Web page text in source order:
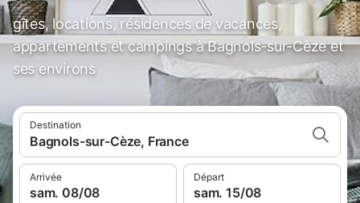
gîtes, locations, résidences de vacances,
appartements et campings à Bagnols-sur-Cèze et
ses environs
Destination
Bagnols-sur-Cèze, France
Arrivée
sam. 08/08
Départ
sam. 15/08